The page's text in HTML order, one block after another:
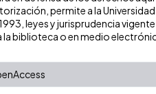
permite a la
leyes y jurisprudencia
la biblioteca o en medio